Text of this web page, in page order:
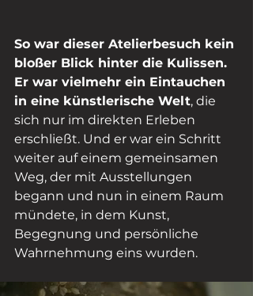
So war dieser Atelierbesuch kein
bloßer Blick hinter die Kulissen.
Er war vielmehr ein Eintauchen
in eine künstlerische Welt, die
sich nur im direkten Erleben
erschließt. Und er war ein Schritt
weiter auf einem gemeinsamen
Weg, der mit Ausstellungen
begann und nun in einem Raum
mündete, in dem Kunst,
Begegnung und persönliche
Wahrnehmung eins wurden.